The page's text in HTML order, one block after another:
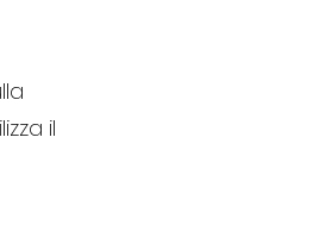
il